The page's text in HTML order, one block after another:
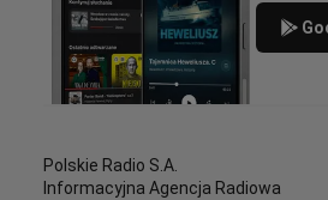
Polskie Radio S.A.
Informacyjna Agencja Radiowa